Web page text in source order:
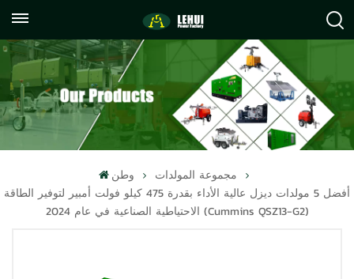
059122071372
info@lehuipowerfactory.com
وطن
مجموعة المولدات
أفضل 5 مولدات ديزل عالية الأداء بقدرة 475 كيلو فولت أمبير لتوفير الطاقة
الاحتياطية الصناعية في عام 2024 (cummins QSZ13-G2)